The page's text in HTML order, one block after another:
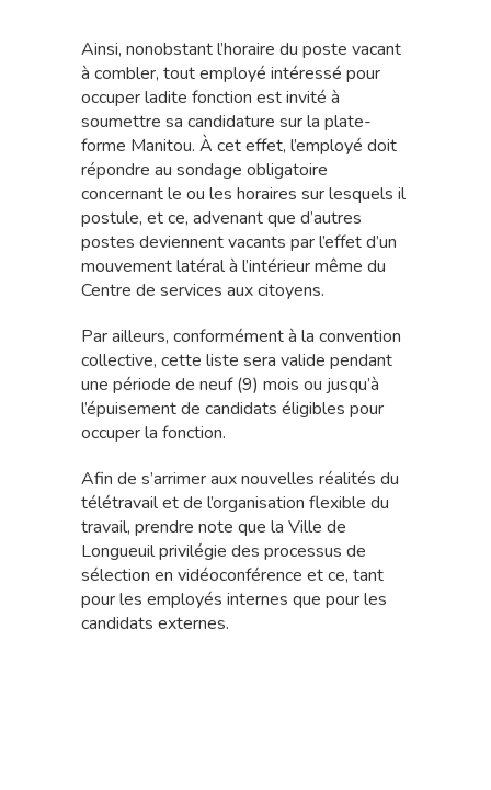
Ainsi, nonobstant l’horaire du poste vacant
à combler, tout employé intéressé pour
occuper ladite fonction est invité à
soumettre sa candidature sur la plate-
forme Manitou. À cet effet, l’employé doit
répondre au sondage obligatoire
concernant le ou les horaires sur lesquels il
postule, et ce, advenant que d’autres
postes deviennent vacants par l’effet d’un
mouvement latéral à l’intérieur même du
Centre de services aux citoyens.
Par ailleurs, conformément à la convention
collective, cette liste sera valide pendant
une période de neuf (9) mois ou jusqu’à
l’épuisement de candidats éligibles pour
occuper la fonction.
Afin de s’arrimer aux nouvelles réalités du
télétravail et de l’organisation flexible du
travail, prendre note que la Ville de
Longueuil privilégie des processus de
sélection en vidéoconférence et ce, tant
pour les employés internes que pour les
candidats externes.